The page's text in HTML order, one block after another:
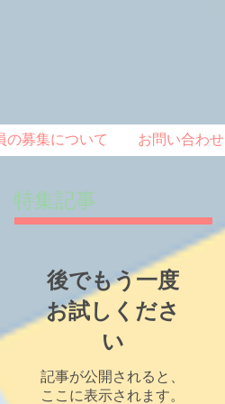
の募集について お問い合わせ
特集記事
後でもう一度
お試しくださ
い
記事が公開されると、
ここに表示されます。